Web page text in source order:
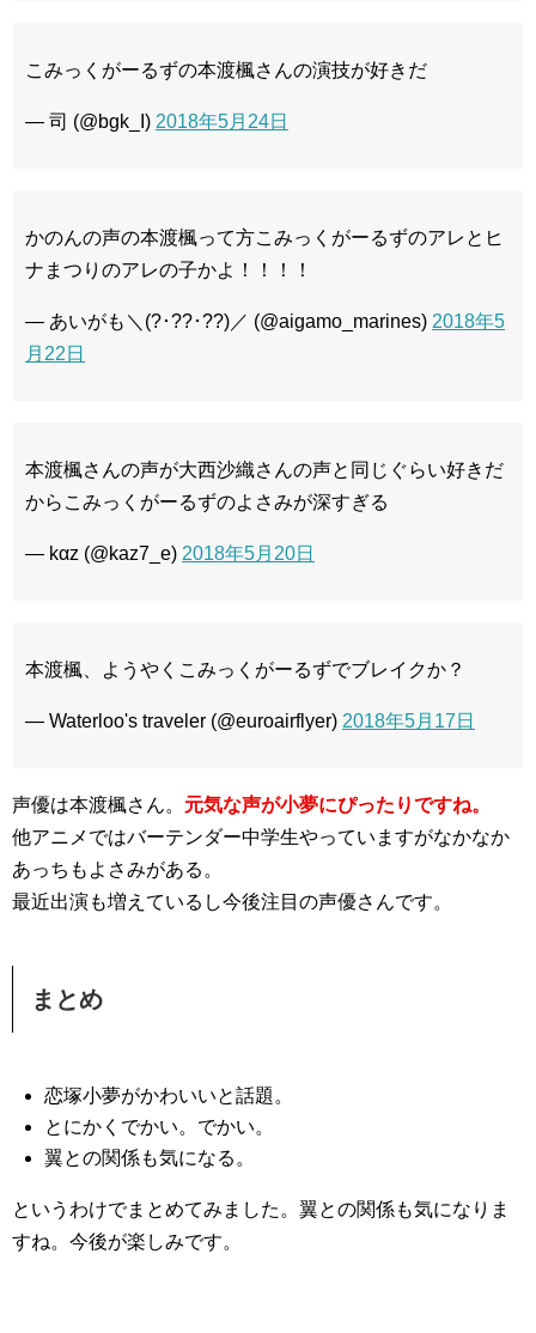
こみっくがーるずの本渡楓さんの演技が好きだ
— 司 (@bgk_I) 2018年5月24日
かのんの声の本渡楓って方こみっくがーるずのアレとヒ
ナまつりのアレの子かよ！！！！
— あいがも＼(?･??･??)／ (@aigamo_marines) 2018年5
月22日
本渡楓さんの声が大西沙織さんの声と同じぐらい好きだ
からこみっくがーるずのよさみが深すぎる
— kαz (@kaz7_e) 2018年5月20日
本渡楓、ようやくこみっくがーるずでブレイクか？
— Waterloo's traveler (@euroairflyer) 2018年5月17日
声優は本渡楓さん。 元気な声が小夢にぴったりですね。
他アニメではバーテンダー中学生やっていますがなかなか
あっちもよさみがある。
最近出演も増えているし今後注目の声優さんです。
まとめ
恋塚小夢がかわいいと話題。
とにかくでかい。でかい。
翼との関係も気になる。
というわけでまとめてみました。翼との関係も気になりま
すね。今後が楽しみです。